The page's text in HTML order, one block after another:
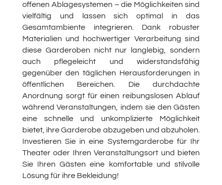
offenen Ablagesystemen – die Möglichkeiten sind
vielfältig und lassen sich optimal in das
Gesamtambiente integrieren. Dank robuster
Materialien und hochwertiger Verarbeitung sind
diese Garderoben nicht nur langlebig, sondern
auch pflegeleicht und widerstandsfähig
gegenüber den täglichen Herausforderungen in
öffentlichen Bereichen. Die durchdachte
Anordnung sorgt für einen reibungslosen Ablauf
während Veranstaltungen, indem sie den Gästen
eine schnelle und unkomplizierte Möglichkeit
bietet, ihre Garderobe abzugeben und abzuholen.
Investieren Sie in eine Systemgarderobe für Ihr
Theater oder Ihren Veranstaltungsort und bieten
Sie Ihren Gästen eine komfortable und stilvolle
Lösung für ihre Bekleidung!